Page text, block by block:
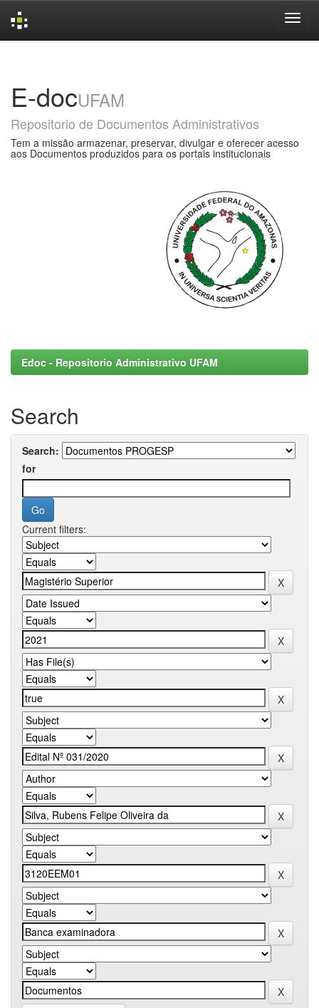
E-docUFAM
Repositorio de Documentos Administrativos
Tem a missão armazenar, preservar, divulgar e oferecer acesso
aos Documentos produzidos para os portais institucionais
Edoc - Repositorio Administrativo UFAM
Search
Search:
for
Current filters: